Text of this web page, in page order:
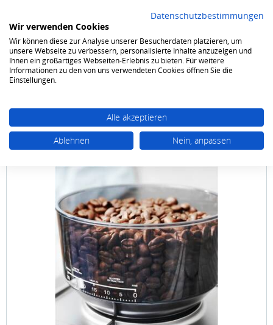
0
Elektrokleingeräte Kaffee / Tee / Espresso Siebträgermaschinen
Gastroback Design Espresso Barista Pro
Datenschutzbestimmungen
Wir verwenden Cookies
Wir können diese zur Analyse unserer Besucherdaten platzieren, um
unsere Webseite zu verbessern, personalisierte Inhalte anzuzeigen und
Ihnen ein großartiges Webseiten-Erlebnis zu bieten. Für weitere
Informationen zu den von uns verwendeten Cookies öffnen Sie die
Einstellungen.
Alle akzeptieren
Ablehnen
Nein, anpassen